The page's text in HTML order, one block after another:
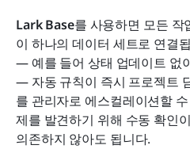
Lark Base를 사용하면 모든 작
이 하나의 데이터 세트로 연결
— 예를 들어 상태 업데이트 없
— 자동 규칙이 즉시 프로젝트
를 관리자로 에스컬레이션할
제를 발견하기 위해 수동 확인
의존하지 않아도 됩니다.